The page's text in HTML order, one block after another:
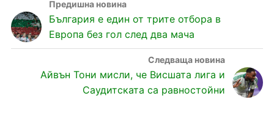
България е един от трите отбора в
Европа без гол след два мача
Айвън Тони мисли, че Висшата лига и
Саудитската са равностойни